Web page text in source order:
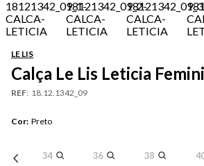
LE LIS
Calça Le Lis Leticia
REF: 18.12.1342_09
Cor: Preto
34 36 38